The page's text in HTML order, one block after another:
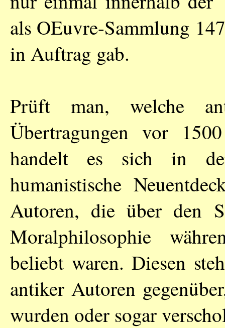
als OEuvre-Sammlung
in Auftrag gab.
Prüft man, welche
Übertragungen vor
handelt es sich in
humanistische
Autoren, die über den
Moralphilosophie
beliebt waren. Diesen
antiker Autoren
wurden oder sogar